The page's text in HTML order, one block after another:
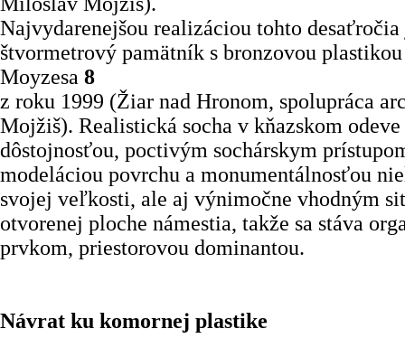
Najvydarenejšou realizáciou tohto
štvormetrový pamätník s bronzovou
Moyzesa 8
z roku 1999 (Žiar nad Hronom, spolupráca
Mojžiš). Realistická socha v kňazskom
dôstojnosťou, poctivým sochárskym
modeláciou povrchu a monumentálnosťou
svojej veľkosti, ale aj výnimočne vhodným
otvorenej ploche námestia, takže sa stáva
prvkom, priestorovou dominantou.
Návrat ku komornej plastike